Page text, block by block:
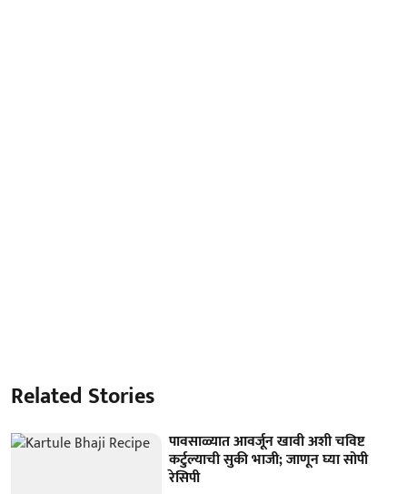
Related Stories
पावसाळ्यात आवर्जून खावी अशी चविष्ट
कर्टुल्याची सुकी भाजी; जाणून घ्या सोपी
रेसिपी